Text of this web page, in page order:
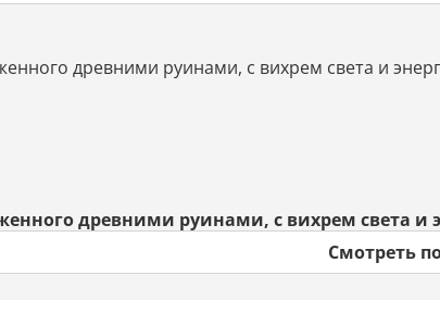
древними руинами, с вихрем света и
Смотреть